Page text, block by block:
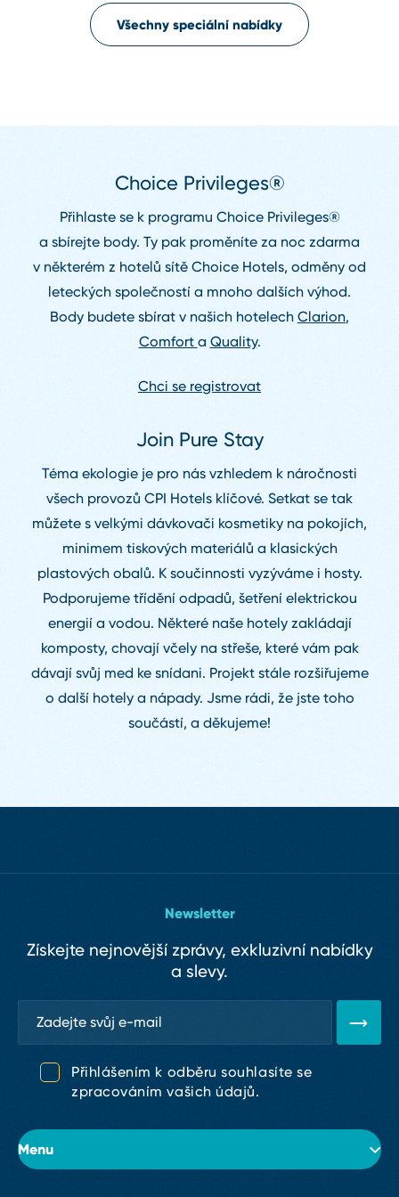
Všechny speciální nabídky
Choice Privileges®
Přihlaste se k programu Choice Privileges®
a sbírejte body. Ty pak proměníte za noc zdarma
v některém z hotelů sítě Choice Hotels, odměny od
leteckých společností a mnoho dalších výhod.
Body budete sbírat v našich hotelech Clarion,
Comfort a Quality.
Chci se registrovat
Join Pure Stay
Téma ekologie je pro nás vzhledem k náročnosti
všech provozů CPI Hotels klíčové. Setkat se tak
můžete s velkými dávkovači kosmetiky na pokojích,
minimem tiskových materiálů a klasických
plastových obalů. K součinnosti vyzýváme i hosty.
Podporujeme třídění odpadů, šetření elektrickou
energií a vodou. Některé naše hotely zakládají
komposty, chovají včely na střeše, které vám pak
dávají svůj med ke snídani. Projekt stále rozšiřujeme
o další hotely a nápady. Jsme rádi, že jste toho
součástí, a děkujeme!
Menu
Newsletter
Získejte nejnovější zprávy, exkluzivní nabídky
a slevy.
Přihlášením k odběru souhlasíte se
zpracováním vašich údajů.